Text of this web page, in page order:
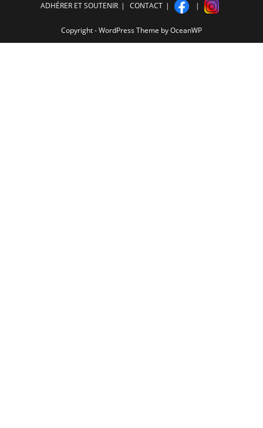
ADHÉRER ET SOUTENIR CONTACT
Copyright - WordPress Theme by OceanWP